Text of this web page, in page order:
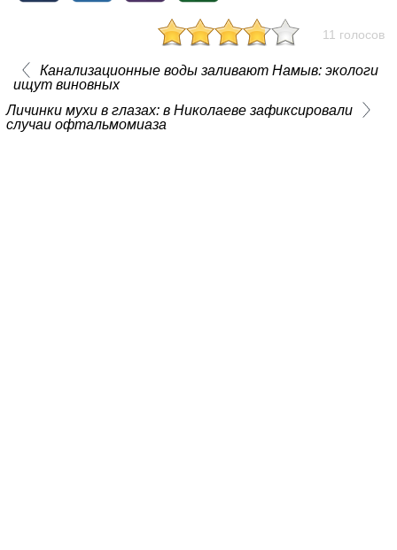
11 голосов
Канализационные воды заливают Намыв: экологи
ищут виновных
Личинки мухи в глазах: в Николаеве зафиксировали
случаи офтальмомиаза